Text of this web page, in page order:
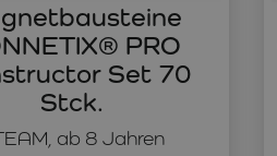
ab 8 Jahren
PRO
Set 70
Stck.